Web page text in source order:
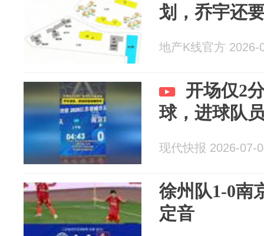
划，乔宇还
地产K线官方 2026-
开场仅2
球，进球队
现代快报 2026-07-
徐州队1-0南
定音